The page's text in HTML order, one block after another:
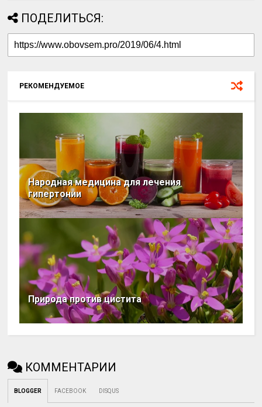
ПОДЕЛИТЬСЯ:
РЕКОМЕНДУЕМОЕ
Народная медицина для лечения
гипертонии
Природа против цистита
КОММЕНТАРИИ
BLOGGER FACEBOOK DISQUS